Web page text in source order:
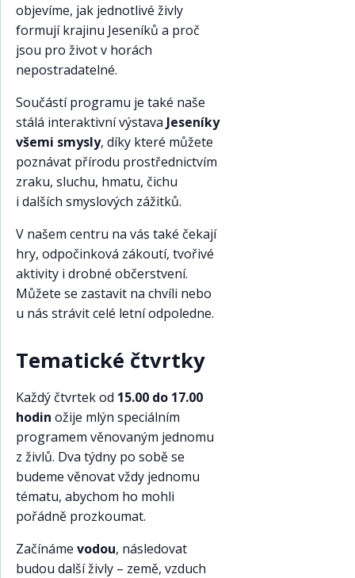
objevíme, jak jednotlivé živly
formují krajinu Jeseníků a proč
jsou pro život v horách
nepostradatelné.
Součástí programu je také naše
stálá interaktivní výstava Jeseníky
všemi smysly, díky které můžete
poznávat přírodu prostřednictvím
zraku, sluchu, hmatu, čichu
i dalších smyslových zážitků.
V našem centru na vás také čekají
hry, odpočinková zákoutí, tvořivé
aktivity i drobné občerstvení.
Můžete se zastavit na chvíli nebo
u nás strávit celé letní odpoledne.
Tematické čtvrtky
Každý čtvrtek od 15.00 do 17.00
hodin ožije mlýn speciálním
programem věnovaným jednomu
z živlů. Dva týdny po sobě se
budeme věnovat vždy jednomu
tématu, abychom ho mohli
pořádně prozkoumat.
Začínáme vodou, následovat
budou další živly – země, vzduch